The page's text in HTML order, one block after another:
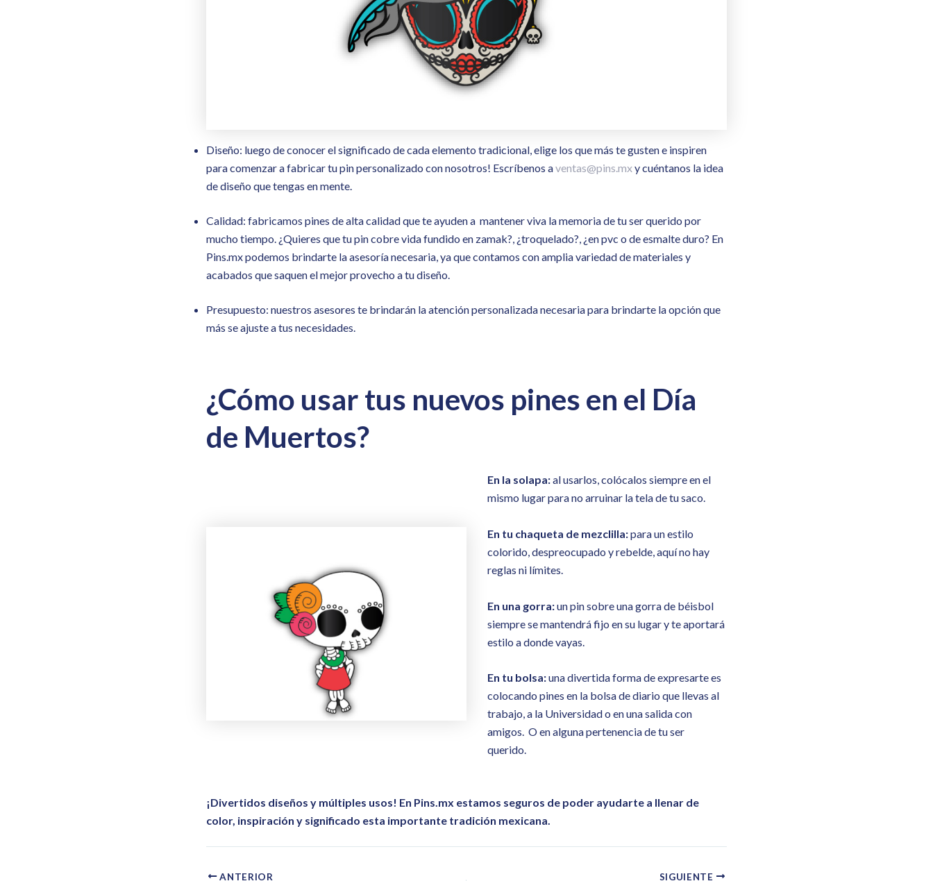
Diseño: luego de conocer el significado de cada elemento tradicional, elige los que más te gusten e inspiren
para comenzar a fabricar tu pin personalizado con nosotros! Escríbenos aventas@pins.mxy cuéntanos la idea
de diseño que tengas en mente.
Calidad: fabricamos pines de alta calidad que te ayuden a mantener viva la memoria de tu ser querido por
mucho tiempo. ¿Quieres que tu pin cobre vida fundido en zamak?, ¿troquelado?, ¿en pvc o de esmalte duro? En
Pins.mx podemos brindarte la asesoría necesaria, ya que contamos con amplia variedad de materiales y
acabados que saquen el mejor provecho a tu diseño.
Presupuesto: nuestros asesores te brindarán la atención personalizada necesaria para brindarte la opción que
más se ajuste a tus necesidades.
¿Cómo usar tus nuevos pines en el Día
de Muertos?
En la solapa:al usarlos, colócalos siempre en el
mismo lugar para no arruinar la tela de tu saco.
En tu chaqueta de mezclilla:para un estilo
colorido, despreocupado y rebelde, aquí no hay
reglas ni límites.
En una gorra:un pin sobre una gorra de béisbol
siempre se mantendrá fijo en su lugar y te aportará
estilo a donde vayas.
En tu bolsa:una divertida forma de expresarte es
colocando pines en la bolsa de diario que llevas al
trabajo, a la Universidad o en una salida con
amigos. O en alguna pertenencia de tu ser
querido.
¡Divertidos diseños y múltiples usos! En Pins.mx estamos seguros de poder ayudarte a llenar de
color, inspiración y significado esta importante tradición mexicana.
ANTERIOR SIGUIENTE